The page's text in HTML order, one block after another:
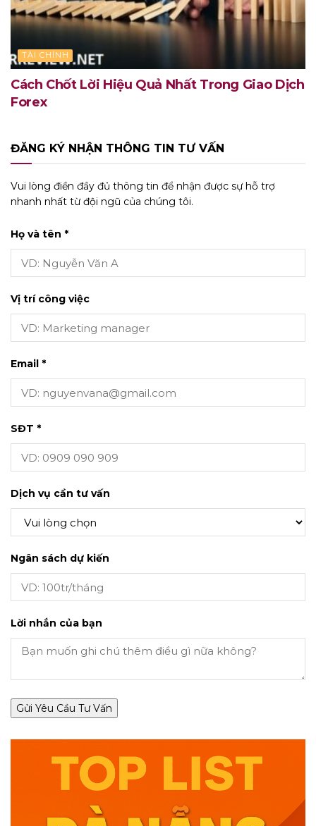
TÀI CHÍNH
Cách Chốt Lời Hiệu Quả Nhất Trong Giao Dịch
Forex
ĐĂNG KÝ NHẬN THÔNG TIN TƯ VẤN
Vui lòng điền đầy đủ thông tin để nhận được sự hỗ trợ
nhanh nhất từ đội ngũ của chúng tôi.
Họ và tên *
Vị trí công việc
Email *
SĐT *
Dịch vụ cần tư vấn
Ngân sách dự kiến
Lời nhắn của bạn
Gửi Yêu Cầu Tư Vấn